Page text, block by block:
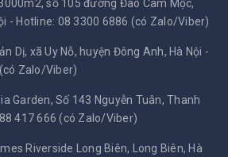
số 105 đường Đào Cam Mộc,
-Hotline: 08 3300 6886 (có Zalo/Viber)
Dị, xã Uy Nỗ, huyện Đông Anh, Hà Nội -
Zalo/Viber)
Garden, Số 143 Nguyễn Tuân, Thanh
417 666 (có Zalo/Viber)
Riverside Long Biên, Long Biên, Hà